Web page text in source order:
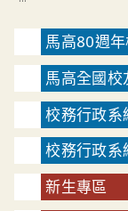
馬高80週
馬高全國校
校務行政系
校務行政系
新生專區